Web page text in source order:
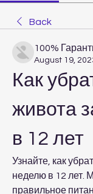
Back
100%
August 19,
Как
живота
в 12 лет
Узнайте, как
неделю в 12 лет.
правильное